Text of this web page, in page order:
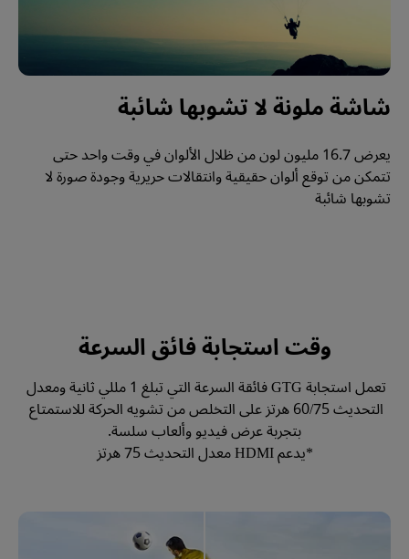
شاشة ملونة لا تشوبها شائبة
تشوبها شائبة
وقت استجابة فائق السرعة
*يدعم HDMI معدل التحديث 75 هرتز